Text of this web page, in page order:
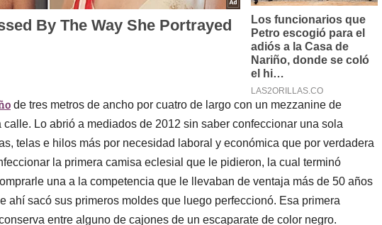
de tres metros de ancho por cuatro de largo con un mezzanine de
Lo abrió a mediados de 2012 sin saber confeccionar una sola
telas e hilos más por necesidad laboral y económica que por verdadera
la primera camisa eclesial que le pidieron, la cual terminó
una a la competencia que le llevaban de ventaja más de 50 años
ahí sacó sus primeros moldes que luego perfeccionó. Esa primera
entre alguno de cajones de un escaparate de color negro.